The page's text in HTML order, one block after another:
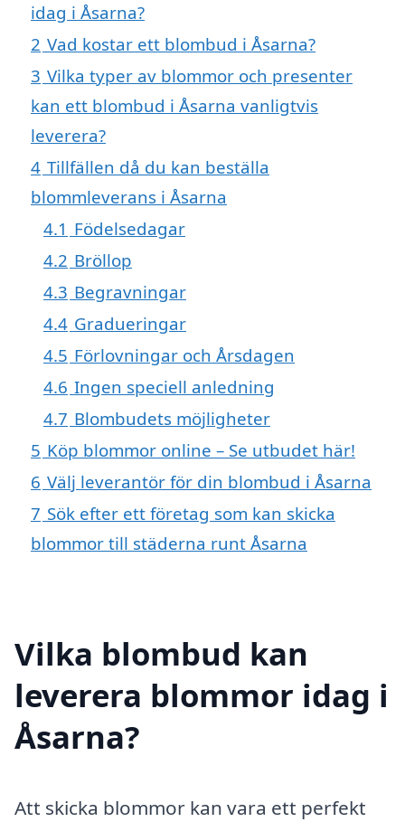
idag i Åsarna?
2 Vad kostar ett blombud i Åsarna?
3 Vilka typer av blommor och presenter
kan ett blombud i Åsarna vanligtvis
leverera?
4 Tillfällen då du kan beställa
blommleverans i Åsarna
4.1 Födelsedagar
4.2 Bröllop
4.3 Begravningar
4.4 Gradueringar
4.5 Förlovningar och Årsdagen
4.6 Ingen speciell anledning
4.7 Blombudets möjligheter
5 Köp blommor online – Se utbudet här!
6 Välj leverantör för din blombud i Åsarna
7 Sök efter ett företag som kan skicka
blommor till städerna runt Åsarna
Vilka blombud kan
leverera blommor idag i
Åsarna?
Att skicka blommor kan vara ett perfekt